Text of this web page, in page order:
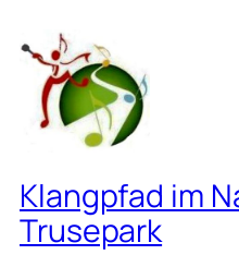
Klangpfad im
Trusepark